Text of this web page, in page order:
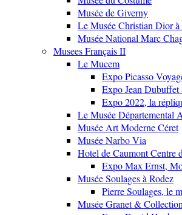
Musée de Giverny
Le Musée Christian Dior
Musée National Marc
Musees Français II
Le Mucem
Expo Picasso
Expo Jean Dubuffet
Expo 2022, la
Le Musée Départemental
Musée Art Moderne Céret
Musée Narbo Via
Hotel de Caumont Centre
Expo Max Ernst,
Musée Soulages à Rodez
Pierre Soulages, le
Musée Granet &